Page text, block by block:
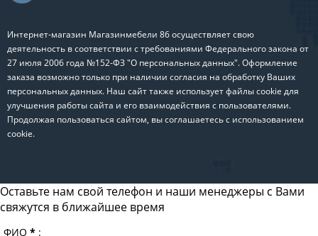
Интернет-магазин Магазинмебели 86 осуществляет свою
деятельность в соответствии с требованиями Федерального закона от
27 июля 2006 года №152-ФЗ "О персональных данных". Оформление
заказа возможно только при наличии согласия на обработку Ваших
персональных данных. Наш сайт также использует файлы cookie для
улучшения работы сайта и его взаимодействия с пользователями.
Продолжая пользоваться сайтом, вы соглашаетесь с использованием
cookie.
Оставьте нам свой телефон и наши менеджеры с Вами
свяжутся в ближайшее время
ФИО * :